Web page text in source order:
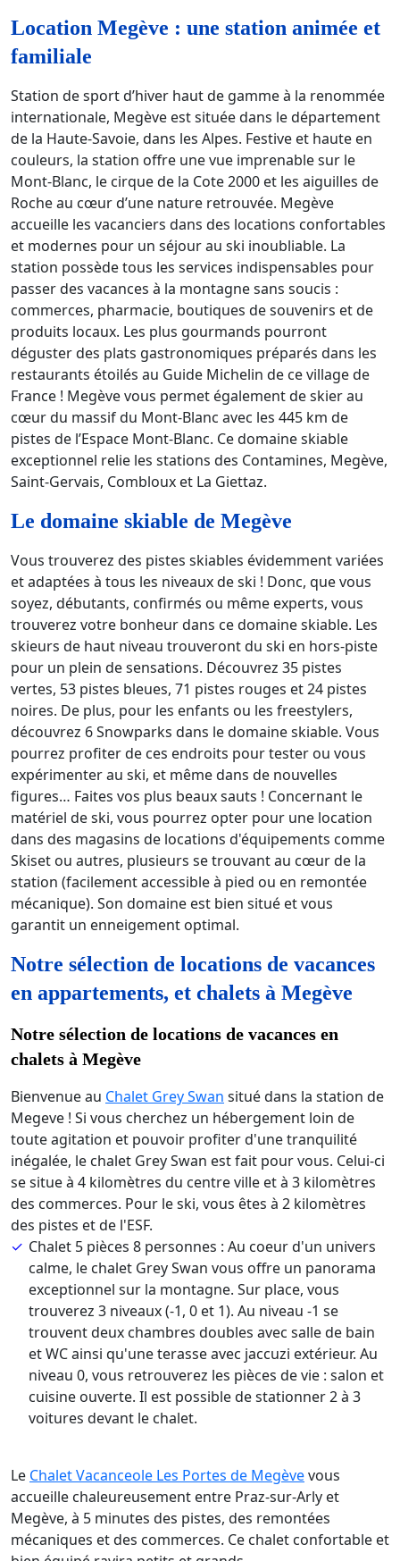
Location Megève : une station animée et
familiale
Station de sport d’hiver haut de gamme à la renommée
internationale, Megève est située dans le département
de la Haute-Savoie, dans les Alpes. Festive et haute en
couleurs, la station offre une vue imprenable sur le
Mont-Blanc, le cirque de la Cote 2000 et les aiguilles de
Roche au cœur d’une nature retrouvée. Megève
accueille les vacanciers dans des locations confortables
et modernes pour un séjour au ski inoubliable. La
station possède tous les services indispensables pour
passer des vacances à la montagne sans soucis :
commerces, pharmacie, boutiques de souvenirs et de
produits locaux. Les plus gourmands pourront
déguster des plats gastronomiques préparés dans les
restaurants étoilés au Guide Michelin de ce village de
France ! Megève vous permet également de skier au
cœur du massif du Mont-Blanc avec les 445 km de
pistes de l’Espace Mont-Blanc. Ce domaine skiable
exceptionnel relie les stations des Contamines, Megève,
Saint-Gervais, Combloux et La Giettaz.
Le domaine skiable de Megève
Vous trouverez des pistes skiables évidemment variées
et adaptées à tous les niveaux de ski ! Donc, que vous
soyez, débutants, confirmés ou même experts, vous
trouverez votre bonheur dans ce domaine skiable. Les
skieurs de haut niveau trouveront du ski en hors-piste
pour un plein de sensations. Découvrez 35 pistes
vertes, 53 pistes bleues, 71 pistes rouges et 24 pistes
noires. De plus, pour les enfants ou les freestylers,
découvrez 6 Snowparks dans le domaine skiable. Vous
pourrez profiter de ces endroits pour tester ou vous
expérimenter au ski, et même dans de nouvelles
figures… Faites vos plus beaux sauts ! Concernant le
matériel de ski, vous pourrez opter pour une location
dans des magasins de locations d'équipements comme
Skiset ou autres, plusieurs se trouvant au cœur de la
station (facilement accessible à pied ou en remontée
mécanique). Son domaine est bien situé et vous
garantit un enneigement optimal.
Notre sélection de locations de vacances
en appartements, et chalets à Megève
Notre sélection de locations de vacances en
chalets à Megève
Bienvenue au Chalet Grey Swan situé dans la station de
Megeve ! Si vous cherchez un hébergement loin de
toute agitation et pouvoir profiter d'une tranquilité
inégalée, le chalet Grey Swan est fait pour vous. Celui-ci
se situe à 4 kilomètres du centre ville et à 3 kilomètres
des commerces. Pour le ski, vous êtes à 2 kilomètres
des pistes et de l'ESF.
Chalet 5 pièces 8 personnes : Au coeur d'un univers
calme, le chalet Grey Swan vous offre un panorama
exceptionnel sur la montagne. Sur place, vous
trouverez 3 niveaux (-1, 0 et 1). Au niveau -1 se
trouvent deux chambres doubles avec salle de bain
et WC ainsi qu'une terasse avec jaccuzi extérieur. Au
niveau 0, vous retrouverez les pièces de vie : salon et
cuisine ouverte. Il est possible de stationner 2 à 3
voitures devant le chalet.
Le Chalet Vacanceole Les Portes de Megèvevous
accueille chaleureusement entre Praz-sur-Arly et
Megève, à 5 minutes des pistes, des remontées
mécaniques et des commerces. Ce chalet confortable et